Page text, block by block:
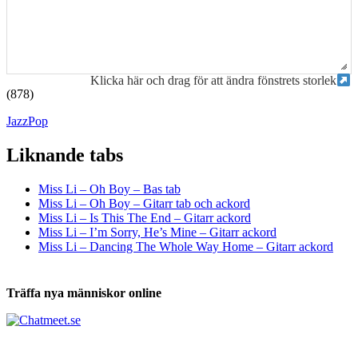
Klicka här och drag för att ändra fönstrets storlek
(878)
JazzPop
Liknande tabs
Miss Li – Oh Boy – Bas tab
Miss Li – Oh Boy – Gitarr tab och ackord
Miss Li – Is This The End – Gitarr ackord
Miss Li – I’m Sorry, He’s Mine – Gitarr ackord
Miss Li – Dancing The Whole Way Home – Gitarr ackord
Träffa nya människor online